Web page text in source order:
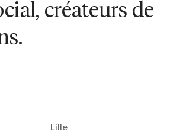
créateurs de
Lille